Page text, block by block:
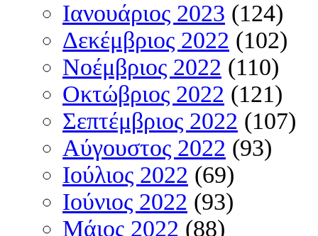
Ιανουάριος 2023 (124)
Δεκέμβριος 2022 (102)
Νοέμβριος 2022 (110)
Οκτώβριος 2022 (121)
Σεπτέμβριος 2022 (107)
Αύγουστος 2022 (93)
Ιούλιος 2022 (69)
Ιούνιος 2022 (93)
Μάιος 2022 (88)